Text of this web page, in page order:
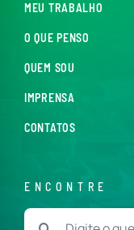
MEU TRABALHO
O QUE PENSO
QUEM SOU
IMPRENSA
CONTATOS
ENCONTRE
Buscar